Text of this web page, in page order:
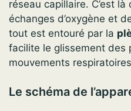
réseau capillaire. C’est là
échanges d’oxygène et
tout est entouré par la
facilite le glissement des
mouvements
Le schéma de